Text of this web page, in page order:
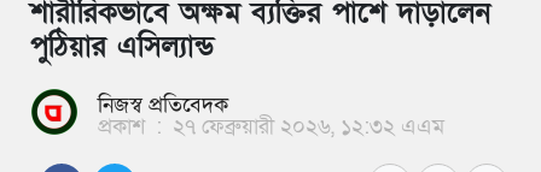
শারীরিকভাবে অক্ষম ব্যক্তির পাশে দাড়ালেন
পুঠিয়ার এসিল্যান্ড
নিজস্ব প্রতিবেদক
প্রকাশ : ২৭ ফেব্রুয়ারী ২০২৬, ১২:৩২ এএম